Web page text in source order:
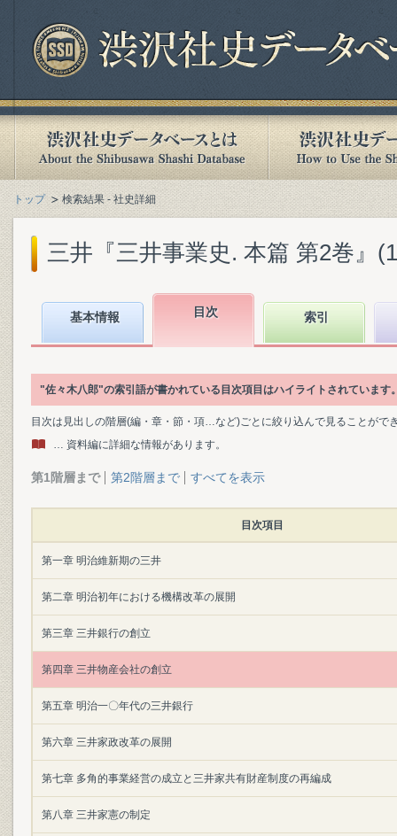
トップ 検索結果 - 社史詳細
三井『三井事業史. 本篇 第2巻』
基本情報 目次 索引
"佐々木八郎"の索引語が書かれている目次項目はハイライトされています
目次は見出しの階層(編・章・節・項…など)ごとに絞り込んで見ることがで
… 資料編に詳細な情報があります。
第1階層まで 第2階層まで すべてを表示
目次項目
第一章 明治維新期の三井
第二章 明治初年における機構改革の展開
第三章 三井銀行の創立
第四章 三井物産会社の創立
第五章 明治一〇年代の三井銀行
第六章 三井家政改革の展開
第七章 多角的事業経営の成立と三井家共有財産制度の再編成
第八章 三井家憲の制定